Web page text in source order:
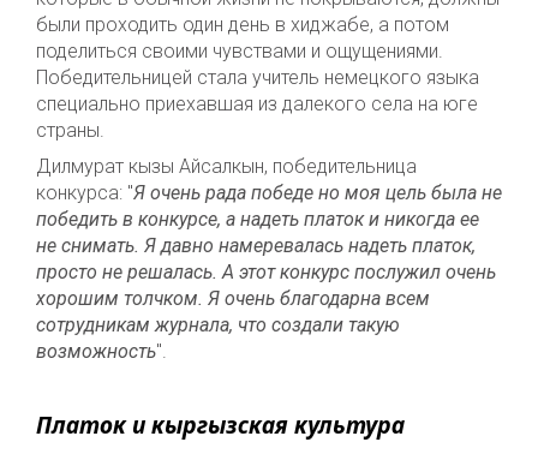
были проходить один день в хиджабе, а потом
поделиться своими чувствами и ощущениями.
Победительницей стала учитель немецкого языка
специально приехавшая из далекого села на юге
страны.
Дилмурат кызы Айсалкын, победительница
конкурса: "Я очень рада победе но моя цель была не
победить в конкурсе, а надеть платок и никогда ее
не снимать. Я давно намеревалась надеть платок,
просто не решалась. А этот конкурс послужил очень
хорошим толчком. Я очень благодарна всем
сотрудникам журнала, что создали такую
возможность".
Платок и кыргызская культура